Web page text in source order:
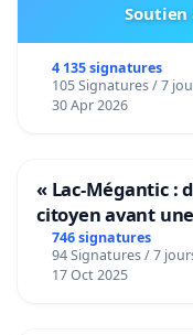
Soutien
4 135 signatures
105 Signatures / 7
30 Apr 2026
« Lac-Mégantic :
citoyen avant
de notre territoire
746 signatures
94 Signatures / 7
17 Oct 2025